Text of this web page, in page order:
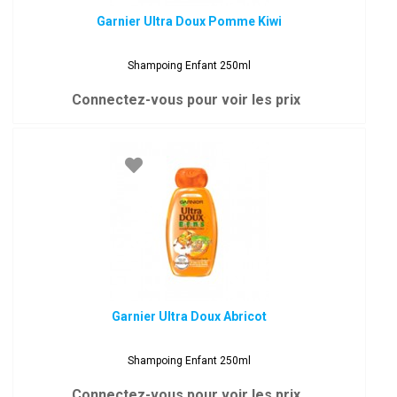
Garnier Ultra Doux Pomme Kiwi
Shampoing Enfant 250ml
Connectez-vous pour voir les prix
Garnier Ultra Doux Abricot
Shampoing Enfant 250ml